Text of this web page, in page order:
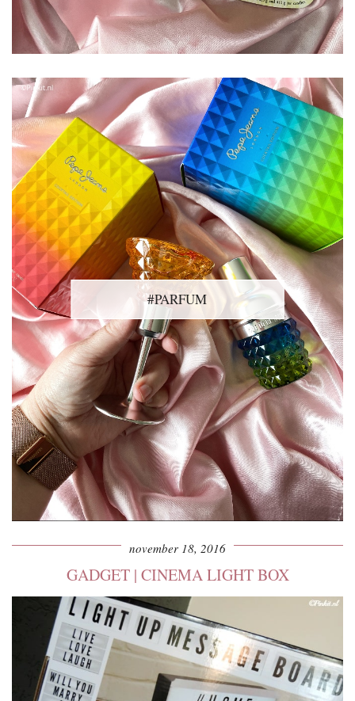
#PARFUM
november 18, 2016
GADGET | CINEMA LIGHT BOX